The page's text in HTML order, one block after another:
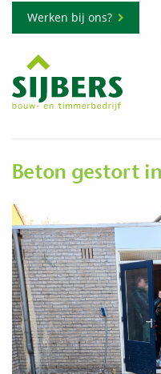
Werken bij ons?
Beton gestort